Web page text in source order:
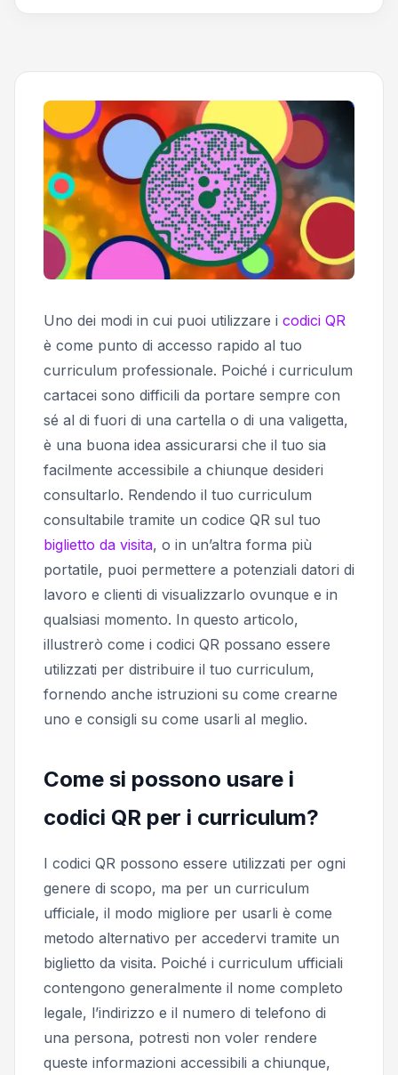
Uno dei modi in cui puoi utilizzare i codici QR
è come punto di accesso rapido al tuo
curriculum professionale. Poiché i curriculum
cartacei sono difficili da portare sempre con
sé al di fuori di una cartella o di una valigetta,
è una buona idea assicurarsi che il tuo sia
facilmente accessibile a chiunque desideri
consultarlo. Rendendo il tuo curriculum
consultabile tramite un codice QR sul tuo
biglietto da visita, o in un’altra forma più
portatile, puoi permettere a potenziali datori di
lavoro e clienti di visualizzarlo ovunque e in
qualsiasi momento. In questo articolo,
illustrerò come i codici QR possano essere
utilizzati per distribuire il tuo curriculum,
fornendo anche istruzioni su come crearne
uno e consigli su come usarli al meglio.
Come si possono usare i
codici QR per i curriculum?
I codici QR possono essere utilizzati per ogni
genere di scopo, ma per un curriculum
ufficiale, il modo migliore per usarli è come
metodo alternativo per accedervi tramite un
biglietto da visita. Poiché i curriculum ufficiali
contengono generalmente il nome completo
legale, l’indirizzo e il numero di telefono di
una persona, potresti non voler rendere
queste informazioni accessibili a chiunque,